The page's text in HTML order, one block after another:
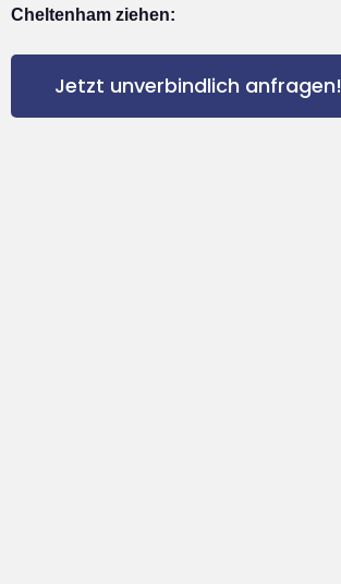
Cheltenham ziehen:
Jetzt unverbindlich anfragen!